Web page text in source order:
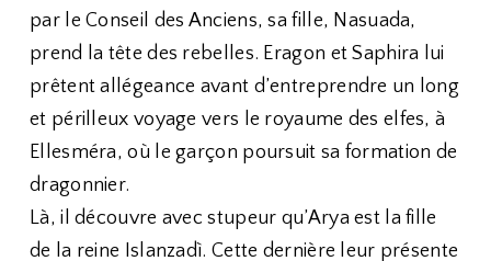
par le Conseil des Anciens, sa fille, Nasuada,
prend la tête des rebelles. Eragon et Saphira lui
prêtent allégeance avant d’entreprendre un long
et périlleux voyage vers le royaume des elfes, à
Ellesméra, où le garçon poursuit sa formation de
dragonnier.
Là, il découvre avec stupeur qu’Arya est la fille
de la reine Islanzadì. Cette dernière leur présente